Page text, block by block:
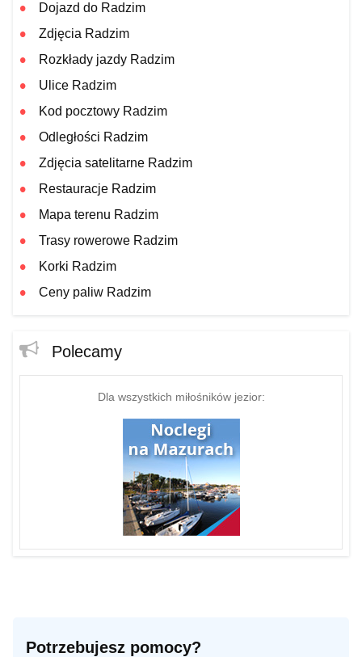
Dojazd do Radzim
Zdjęcia Radzim
Rozkłady jazdy Radzim
Ulice Radzim
Kod pocztowy Radzim
Odległości Radzim
Zdjęcia satelitarne Radzim
Restauracje Radzim
Mapa terenu Radzim
Trasy rowerowe Radzim
Korki Radzim
Ceny paliw Radzim
Polecamy
Dla wszystkich miłośników jezior:
Potrzebujesz pomocy?